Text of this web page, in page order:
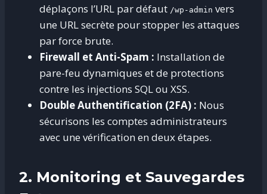
déplaçons l’URL par défaut /wp-admin vers
une URL secrète pour stopper les attaques
par force brute.
Firewall et Anti-Spam : Installation de
pare-feu dynamiques et de protections
contre les injections SQL ou XSS.
Double Authentification (2FA) : Nous
sécurisons les comptes administrateurs
avec une vérification en deux étapes.
2. Monitoring et Sauvegardes